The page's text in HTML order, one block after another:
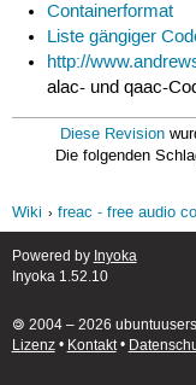
Containerformat
Liste gängiger
http://
alac- und qaac-
Diese Revision
Die folgenden
Wiki
freac - free audio
Powered by Inyoka
Inyoka 1.52.10
🄯 2004 – 2026
Lizenz• Kontakt•